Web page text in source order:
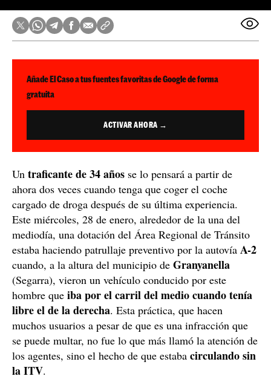
Añade El Caso a tus fuentes favoritas de Google de forma
gratuita
ACTIVAR AHORA →
Un traficante de 34 años se lo pensará a partir de
ahora dos veces cuando tenga que coger el coche
cargado de droga después de su última experiencia.
Este miércoles, 28 de enero, alrededor de la una del
mediodía, una dotación del Área Regional de Tránsito
estaba haciendo patrullaje preventivo por la autovía A-2
cuando, a la altura del municipio de Granyanella
(Segarra), vieron un vehículo conducido por este
hombre que iba por el carril del medio cuando tenía
libre el de la derecha. Esta práctica, que hacen
muchos usuarios a pesar de que es una infracción que
se puede multar, no fue lo que más llamó la atención de
los agentes, sino el hecho de que estaba circulando sin
la ITV.